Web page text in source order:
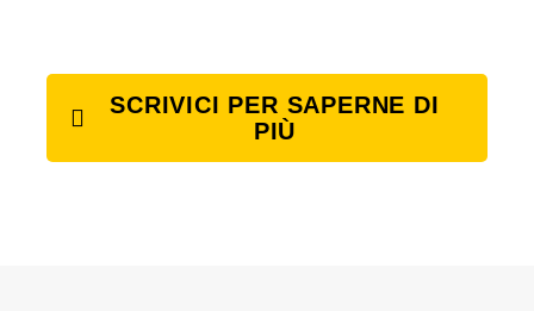
SCRIVICI PER SAPERNE DI
PIÙ